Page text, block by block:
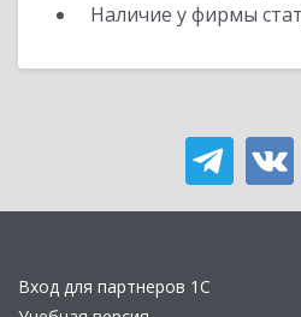
Наличие у фирмы
Вход для партнеров 1С